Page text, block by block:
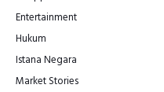
Entertainment
Hukum
Istana Negara
Market Stories